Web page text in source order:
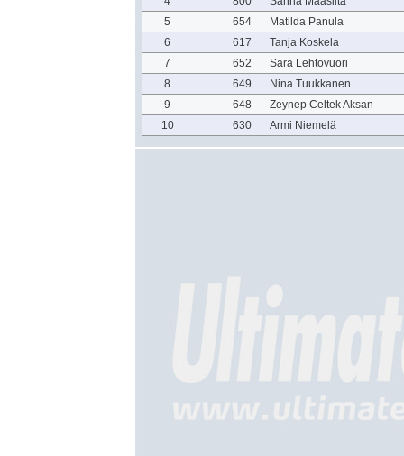
5
654
Matilda Panula
6
617
Tanja Koskela
7
652
Sara Lehtovuori
8
649
Nina Tuukkanen
9
648
Zeynep Celtek Aksan
10
630 Armi Niemelä